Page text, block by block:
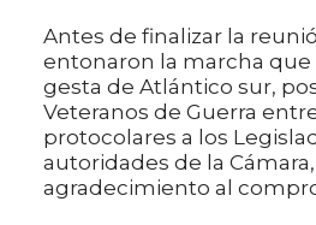
Antes de finalizar la
entonaron la marcha que
gesta de Atlántico sur,
Veteranos de Guerra
protocolares a los
autoridades de la
agradecimiento al